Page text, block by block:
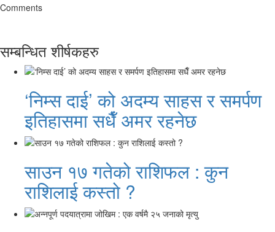
Comments
सम्बन्धित शीर्षकहरु
‘निम्स दाई’ को अदम्य साहस र समर्पण
इतिहासमा सधैँ अमर रहनेछ
साउन १७ गतेको राशिफल : कुन
राशिलाई कस्तो ?